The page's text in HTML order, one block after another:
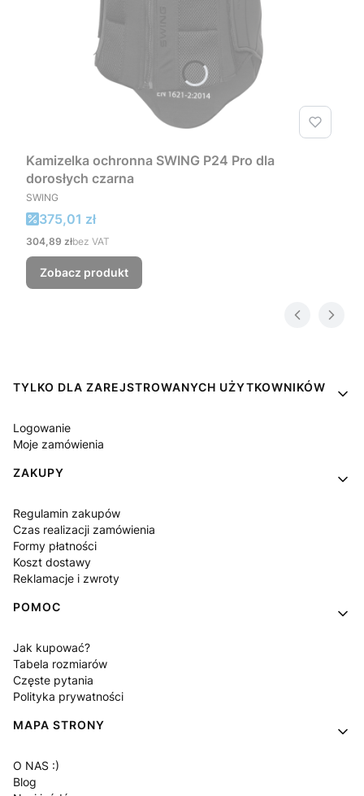
Kamizelka ochronna SWING P24 Pro dla
dorosłych czarna
PRODUCENT
SWING
Cena promocyjna
375,01 zł
Cena
304,89 złbez VAT
Zobacz produkt
Linki w stopce
TYLKO DLA ZAREJSTROWANYCH UŻYTKOWNIKÓW
Logowanie
Moje zamówienia
ZAKUPY
Regulamin zakupów
Czas realizacji zamówienia
Formy płatności
Koszt dostawy
Reklamacje i zwroty
POMOC
Jak kupować?
Tabela rozmiarów
Częste pytania
Polityka prywatności
MAPA STRONY
O NAS :)
Blog